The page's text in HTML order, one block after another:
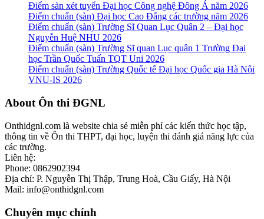
Điểm sàn xét tuyển Đại học Công nghệ Đông Á năm 2026
Điểm chuẩn (sàn) Đại học Cao Đẳng các trường năm 2026
Điểm chuẩn (sàn) Trường Sĩ Quan Lục Quân 2 – Đại học
Nguyễn Huệ NHU 2026
Điểm chuẩn (sàn) Trường Sĩ quan Lục quân 1 Trường Đại
học Trần Quốc Tuấn TQT Uni 2026
Điểm chuẩn (sàn) Trường Quốc tế Đại học Quốc gia Hà Nội
VNU-IS 2026
Footer
About Ôn thi ĐGNL
Onthidgnl.com là website chia sẻ miễn phí các kiến thức học tập,
thông tin về Ôn thi THPT, đại học, luyện thi đánh giá năng lực của
các trường.
Liên hệ:
Phone: 0862902394
Địa chỉ: P. Nguyễn Thị Thập, Trung Hoà, Cầu Giấy, Hà Nội
Mail: info@onthidgnl.com
Chuyên mục chính